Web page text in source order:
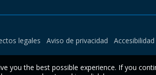
legales Aviso de privacidad
you the best possible experience. If you